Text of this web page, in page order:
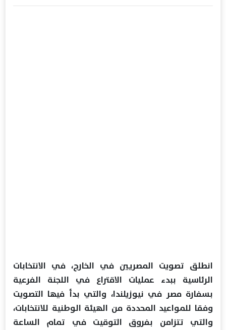
انطلق تصويت المصريين في الخارج، في الانتخابات
الرئاسية ببدء عمليات الاقتراع في اللجنة الفرعية
بسفارة مصر في نيوزيلندا، والتي بدأ فيها التصويت
وفقا للمواعيد المحددة من الهيئة الوطنية للانتخابات،
والتي تتزامن بفروق التوقيت في تمام الساعة